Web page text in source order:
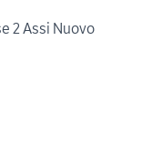
2 Assi Nuovo